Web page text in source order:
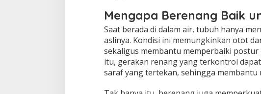
a
a
y
a
n
g
A
Mengapa Berenang Baik
Saat berada di dalam air, tubuh hanya
aslinya. Kondisi ini memungkinkan otot
sekaligus membantu memperbaiki
itu, gerakan renang yang terkontrol
saraf yang tertekan, sehingga